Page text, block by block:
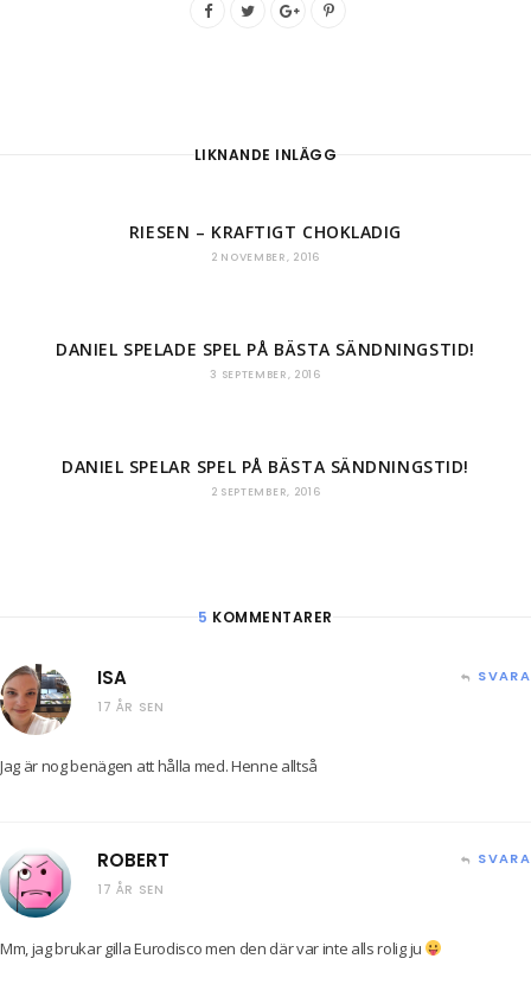
LIKNANDE INLÄGG
RIESEN – KRAFTIGT CHOKLADIG
2 NOVEMBER, 2016
DANIEL SPELADE SPEL PÅ BÄSTA SÄNDNINGSTID!
3 SEPTEMBER, 2016
DANIEL SPELAR SPEL PÅ BÄSTA SÄNDNINGSTID!
2 SEPTEMBER, 2016
5 KOMMENTARER
ISA
17 ÅR SEN
SVARA
Jag är nog benägen att hålla med. Henne alltså
ROBERT
17 ÅR SEN
SVARA
Mm, jag brukar gilla Eurodisco men den där var inte alls rolig ju